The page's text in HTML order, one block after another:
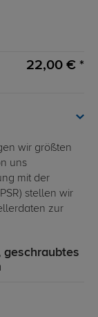
22,00 € *
wir größten
uns
mit der
stellen wir
zur
geschraubtes